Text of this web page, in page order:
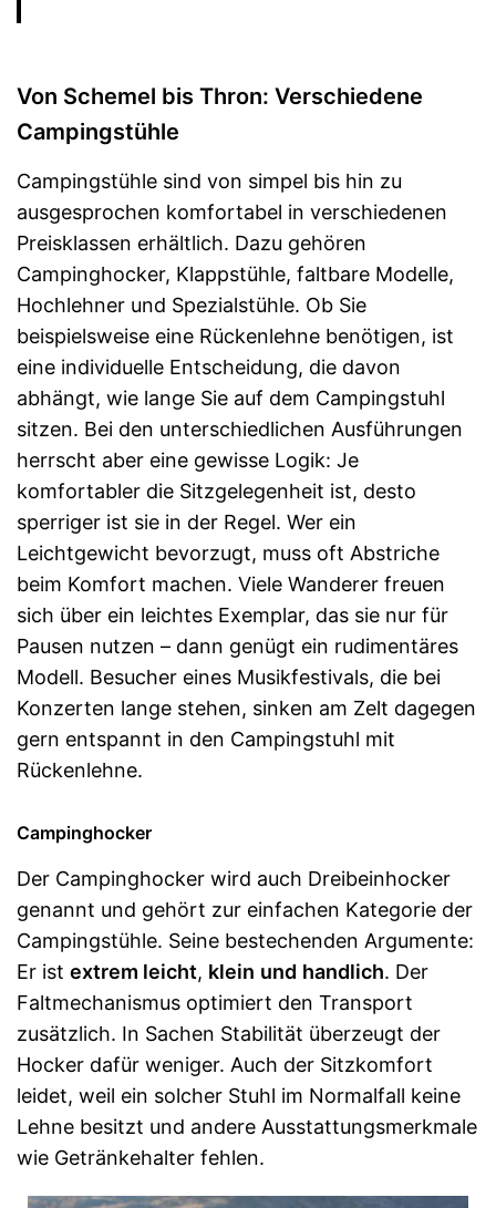
Von Schemel bis Thron: Verschiedene
Campingstühle
Campingstühle sind von simpel bis hin zu
ausgesprochen komfortabel in verschiedenen
Preisklassen erhältlich. Dazu gehören
Campinghocker, Klappstühle, faltbare Modelle,
Hochlehner und Spezialstühle. Ob Sie
beispielsweise eine Rückenlehne benötigen, ist
eine individuelle Entscheidung, die davon
abhängt, wie lange Sie auf dem Campingstuhl
sitzen. Bei den unterschiedlichen Ausführungen
herrscht aber eine gewisse Logik: Je
komfortabler die Sitzgelegenheit ist, desto
sperriger ist sie in der Regel. Wer ein
Leichtgewicht bevorzugt, muss oft Abstriche
beim Komfort machen. Viele Wanderer freuen
sich über ein leichtes Exemplar, das sie nur für
Pausen nutzen – dann genügt ein rudimentäres
Modell. Besucher eines Musikfestivals, die bei
Konzerten lange stehen, sinken am Zelt dagegen
gern entspannt in den Campingstuhl mit
Rückenlehne.
Campinghocker
Der Campinghocker wird auch Dreibeinhocker
genannt und gehört zur einfachen Kategorie der
Campingstühle. Seine bestechenden Argumente:
Er ist extrem leicht, klein und handlich. Der
Faltmechanismus optimiert den Transport
zusätzlich. In Sachen Stabilität überzeugt der
Hocker dafür weniger. Auch der Sitzkomfort
leidet, weil ein solcher Stuhl im Normalfall keine
Lehne besitzt und andere Ausstattungsmerkmale
wie Getränkehalter fehlen.